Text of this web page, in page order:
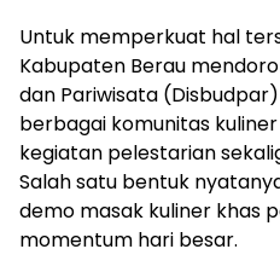
Untuk memperkuat hal
Kabupaten Berau
dan Pariwisata
berbagai komunitas
kegiatan pelestarian
Salah satu bentuk
demo masak kuliner khas
momentum hari besar.